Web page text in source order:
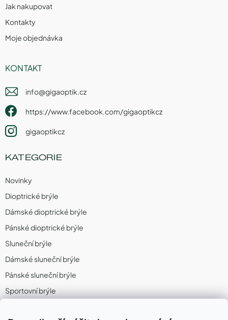
Jak nakupovat
Kontakty
Moje objednávka
KONTAKT
info@gigaoptik.cz
https://www.facebook.com/gigaoptikcz
gigaoptikcz
KATEGORIE
Novinky
Dioptrické brýle
Dámské dioptrické brýle
Pánské dioptrické brýle
Sluneční brýle
Dámské sluneční brýle
Pánské sluneční brýle
Sportovní brýle